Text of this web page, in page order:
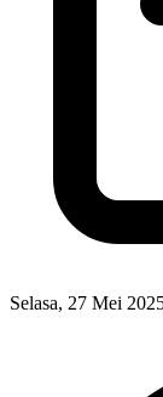
Selasa, 27 Mei